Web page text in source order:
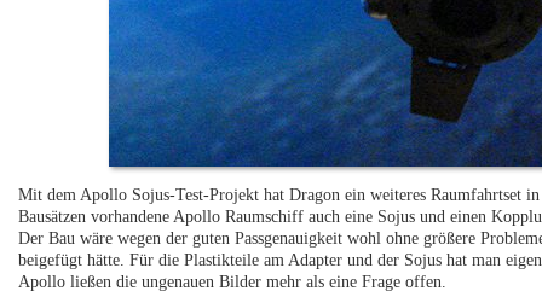
Mit dem Apollo Sojus-Test-Projekt hat Dragon ein weiteres Raumfahrtset
Bausätzen vorhandene Apollo Raumschiff auch eine Sojus und einen
Der Bau wäre wegen der guten Passgenauigkeit wohl ohne größere
beigefügt hätte. Für die Plastikteile am Adapter und der Sojus hat man
Apollo ließen die ungenauen Bilder mehr als eine Frage offen.